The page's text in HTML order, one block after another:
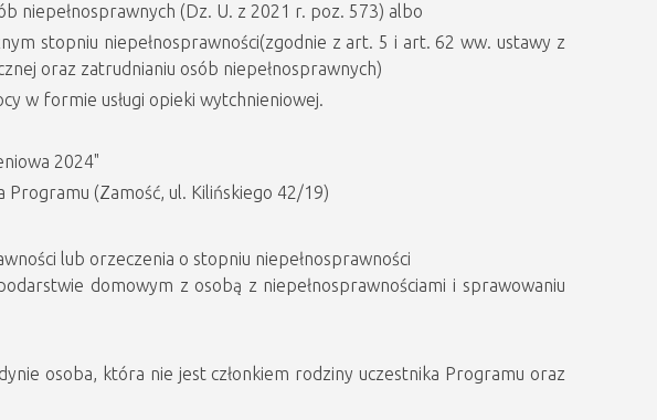
niepełnosprawnych (Dz. U. z 2021 r. poz. 573) albo
stopniu niepełnosprawności(zgodnie z art. 5 i art. 62 ww. ustawy z
oraz zatrudnianiu osób niepełnosprawnych)
w formie usługi opieki wytchnieniowej.
2024"
Programu (Zamość, ul. Kilińskiego 42/19)
lub orzeczenia o stopniu niepełnosprawności
domowym z osobą z niepełnosprawnościami i sprawowaniu
osoba, która nie jest członkiem rodziny uczestnika Programu oraz